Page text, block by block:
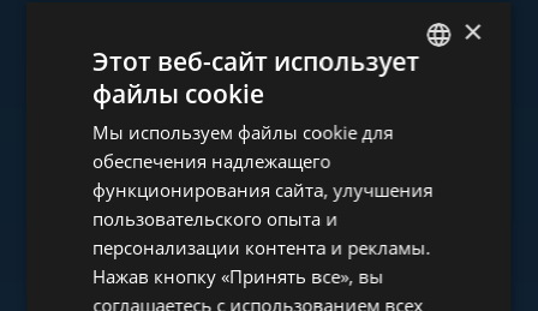
Ознакомьтесь с нашим
портфолио
www.tower-investments.com
HUNGARIAN
ITALIAN
SPANISH
×
Этот веб-сайт использует
файлы cookie
Мы используем файлы cookie для
обеспечения надлежащего
функционирования сайта, улучшения
пользовательского опыта и
персонализации контента и рекламы.
Нажав кнопку «Принять все», вы
соглашаетесь с использованием всех